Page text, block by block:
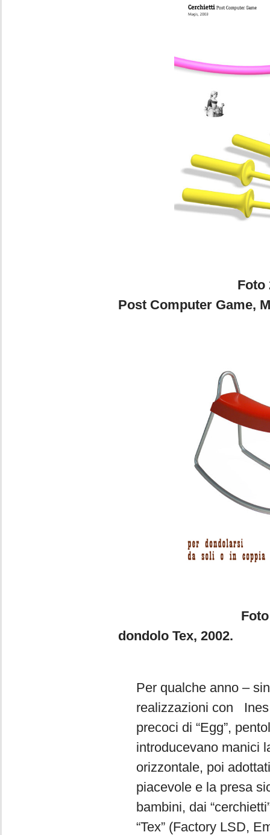
Foto 2a. Daniele
Post Computer Game,
Foto 3a. Daniele
dondolo Tex, 2002.
Per qualche anno –
realizzazioni con Ines
precoci di “Egg”,
introducevano manici
orizzontale, poi
piacevole e la presa
bambini, dai
“Tex” (Factory LSD,